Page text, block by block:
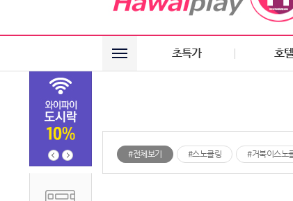
초특가 호텔
#전체보기 #스노클링 #거북이스노